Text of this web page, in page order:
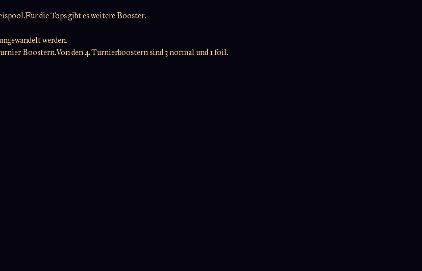
die Tops gibt es weitere Booster.
werden.
Boostern.Von den 4 Turnierboostern sind 3 normal und 1 foil.